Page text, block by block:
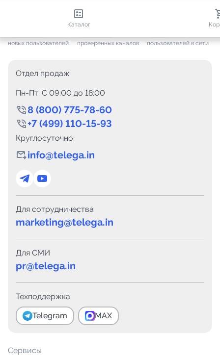
Каталог
новых пользователей
35 812
проверенных каналов пользователей в сети
Сервисы
Отдел продаж
Пн-Пт: C 09:00 до 18:00
8 (800) 775-78-60
+7 (499) 110-15-93
Круглосуточно
info@telega.in
Для сотрудничества
marketing@telega.in
Для СМИ
pr@telega.in
Техподдержка
Telegram MAX